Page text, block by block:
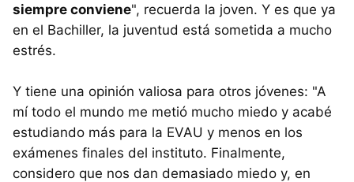
siempre conviene", recuerda la joven. Y es que ya
en el Bachiller, la juventud está sometida a mucho
estrés.
Y tiene una opinión valiosa para otros jóvenes: "A
mí todo el mundo me metió mucho miedo y acabé
estudiando más para la EVAU y menos en los
exámenes finales del instituto. Finalmente,
considero que nos dan demasiado miedo y, en